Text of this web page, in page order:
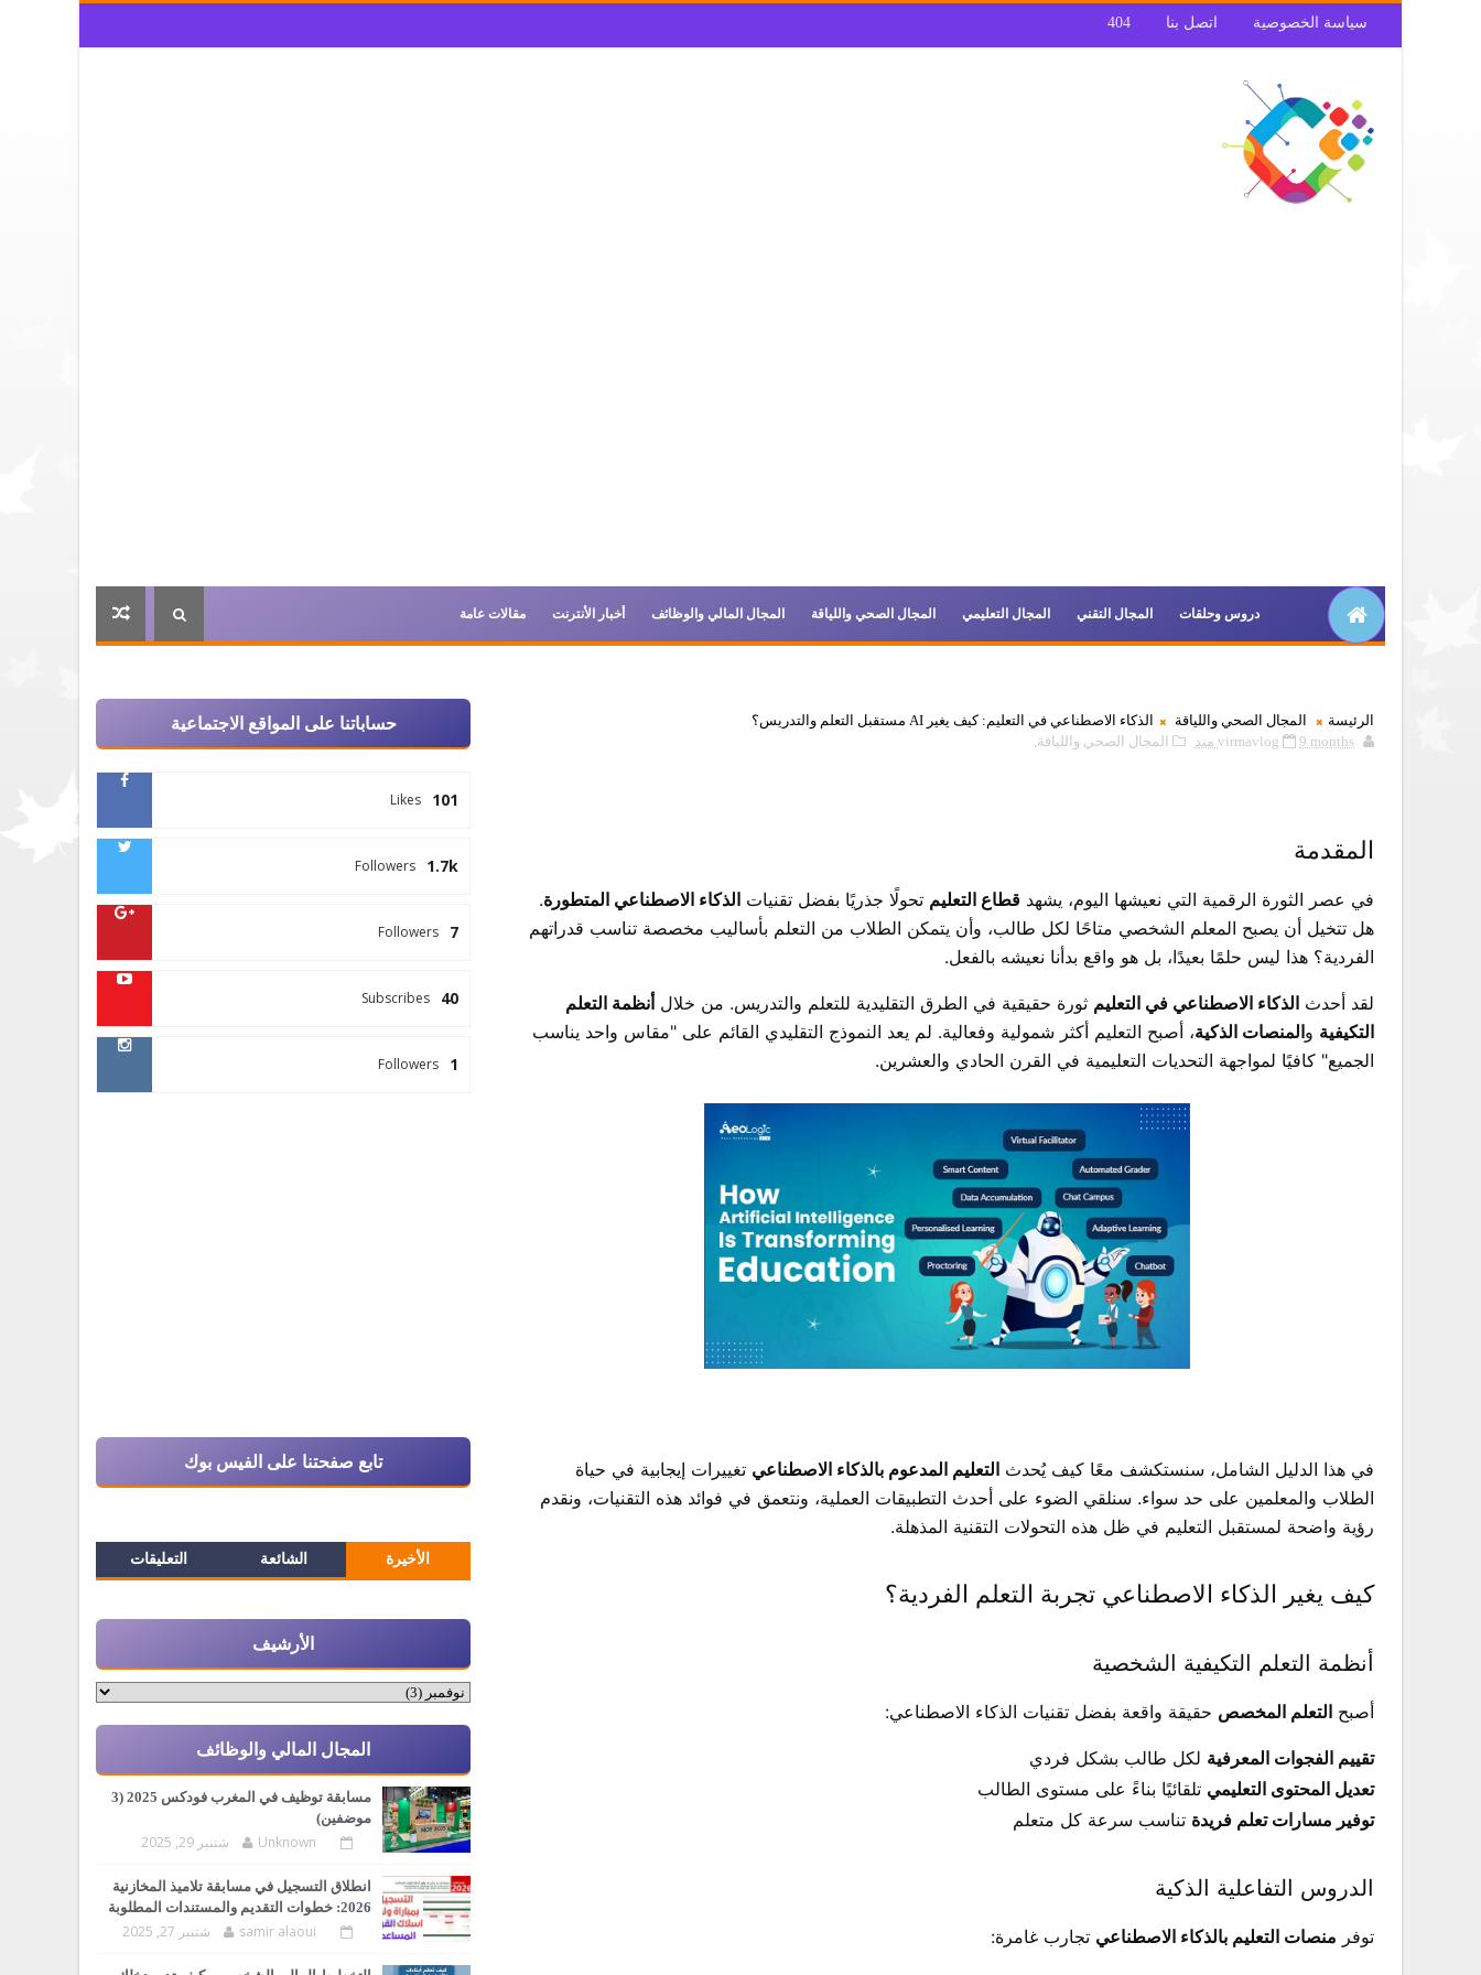
404 اتصل بنا سياسة الخصوصية
دروس وحلقات المجال التقني المجال التعليمي المجال الصحي واللياقة المجال المالي والوظائف أخبار الأنترنت مقالات عامة
الرئيسة المجال الصحي واللياقة
الذكاء الاصطناعي في التعليم: كيف يغير AI مستقبل التعلم والتدريس؟
virmavlog
9 months منذ المجال الصحي واللياقة,
المقدمة
في عصر الثورة الرقمية التي نعيشها اليوم، يشهد قطاع التعليم تحولًا جذريًا بفضل تقنيات الذكاء الاصطناعي المتطورة.
هل تتخيل أن يصبح المعلم الشخصي متاحًا لكل طالب، وأن يتمكن الطلاب من التعلم بأساليب مخصصة تناسب قدراتهم
الفردية؟ هذا ليس حلمًا بعيدًا، بل هو واقع بدأنا نعيشه بالفعل.
لقد أحدث الذكاء الاصطناعي في التعليم ثورة حقيقية في الطرق التقليدية للتعلم والتدريس. من خلال أنظمة التعلم
التكيفية والمنصات الذكية، أصبح التعليم أكثر شمولية وفعالية. لم يعد النموذج التقليدي القائم على "مقاس واحد يناسب
الجميع" كافيًا لمواجهة التحديات التعليمية في القرن الحادي والعشرين.
في هذا الدليل الشامل، سنستكشف معًا كيف يُحدث التعليم المدعوم بالذكاء الاصطناعي تغييرات إيجابية في حياة
الطلاب والمعلمين على حد سواء. سنلقي الضوء على أحدث التطبيقات العملية، ونتعمق في فوائد هذه التقنيات، ونقدم
رؤية واضحة لمستقبل التعليم في ظل هذه التحولات التقنية المذهلة.
كيف يغير الذكاء الاصطناعي تجربة التعلم الفردية؟
أنظمة التعلم التكيفية الشخصية
أصبح التعلم المخصص حقيقة واقعة بفضل تقنيات الذكاء الاصطناعي:
تقييم الفجوات المعرفية لكل طالب بشكل فردي
تعديل المحتوى التعليمي تلقائيًا بناءً على مستوى الطالب
توفير مسارات تعلم فريدة تناسب سرعة كل متعلم
الدروس التفاعلية الذكية
توفر منصات التعليم بالذكاء الاصطناعي تجارب غامرة:
حساباتنا على المواقع الاجتماعية
101
Likes
1.7k
Followers
7
Followers
40
Subscribes
1
Followers
تابع صفحتنا على الفيس بوك
الأخيرة الشائعة التعليقات
الأرشيف
المجال المالي والوظائف
مسابقة توظيف في المغرب فودكس 2025 (3
موضفين)
Unknown شتنبر 29, 2025
انطلاق التسجيل في مسابقة تلاميذ المخازنية
2026: خطوات التقديم والمستندات المطلوبة
samir alaoui شتنبر 27, 2025